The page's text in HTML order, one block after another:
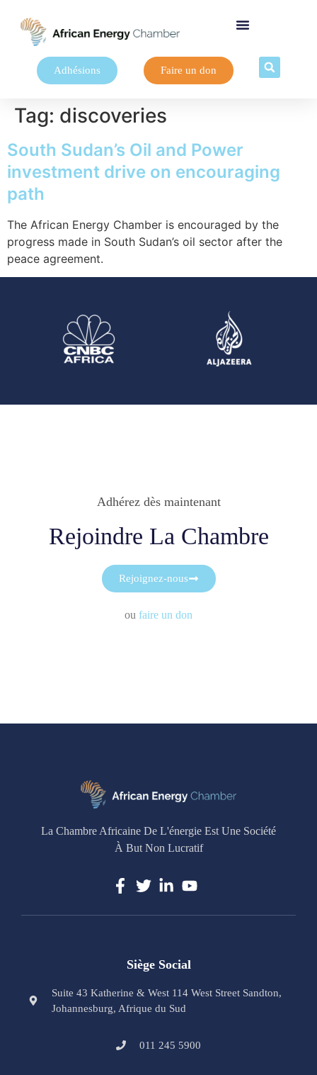
Adhésions Faire un don
Tag: discoveries
South Sudan’s Oil and Power
investment drive on encouraging
path
The African Energy Chamber is encouraged by the
progress made in South Sudan’s oil sector after the
peace agreement.
Adhérez dès maintenant
Rejoindre La Chambre
Rejoignez-nous
ou faire un don
La Chambre Africaine De L'énergie Est Une Société
À But Non Lucratif
Siège Social
Suite 43 Katherine & West 114 West Street Sandton,
Johannesburg, Afrique du Sud
011 245 5900